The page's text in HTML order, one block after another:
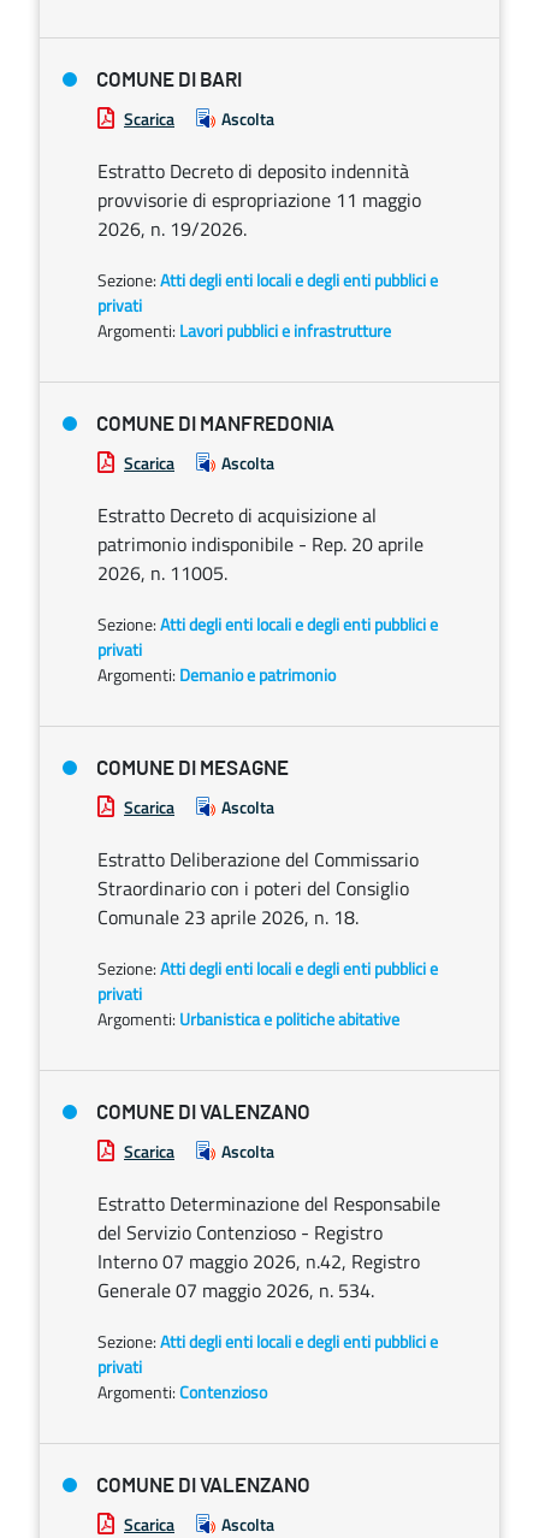
COMUNE DI BARI
Scarica Ascolta
Estratto Decreto di deposito indennità
provvisorie di espropriazione 11 maggio
2026, n. 19/2026.
Sezione:Atti degli enti locali e degli enti pubblici e
privati
Argomenti: Lavori pubblici e infrastrutture
COMUNE DI MANFREDONIA
Scarica Ascolta
Estratto Decreto di acquisizione al
patrimonio indisponibile - Rep. 20 aprile
2026, n. 11005.
Sezione:Atti degli enti locali e degli enti pubblici e
privati
Argomenti: Demanio e patrimonio
COMUNE DI MESAGNE
Scarica Ascolta
Estratto Deliberazione del Commissario
Straordinario con i poteri del Consiglio
Comunale 23 aprile 2026, n. 18.
Sezione:Atti degli enti locali e degli enti pubblici e
privati
Argomenti: Urbanistica e politiche abitative
COMUNE DI VALENZANO
Scarica Ascolta
Estratto Determinazione del Responsabile
del Servizio Contenzioso - Registro
Interno 07 maggio 2026, n.42, Registro
Generale 07 maggio 2026, n. 534.
Sezione:Atti degli enti locali e degli enti pubblici e
privati
Argomenti:Contenzioso
COMUNE DI VALENZANO
Scarica Ascolta